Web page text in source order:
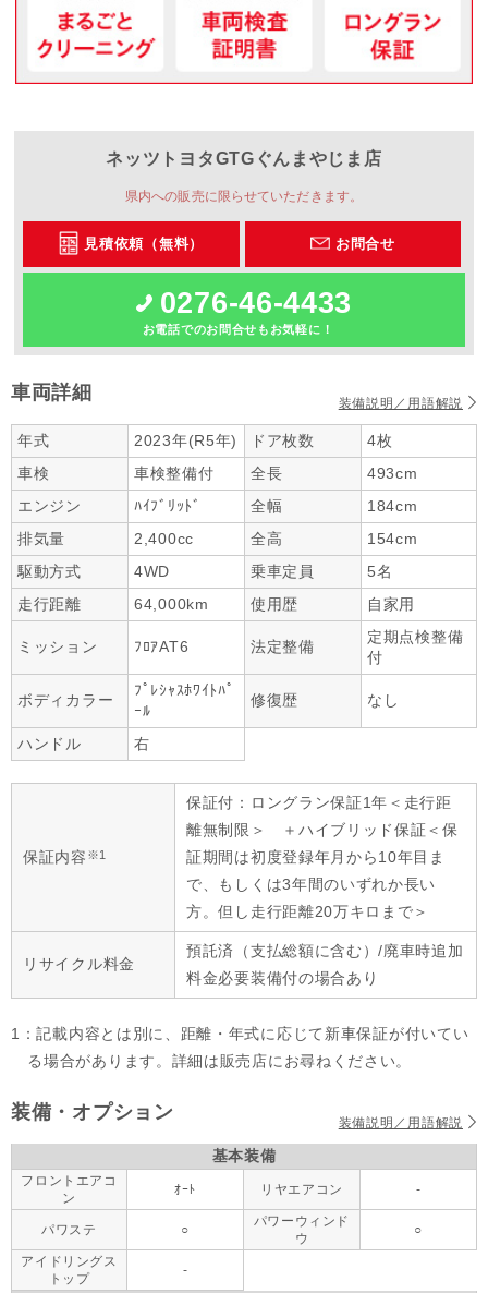
ネッツトヨタGTGぐんま やじま店
県内への販売に限らせていただきます。
見積依頼（無料） お問合せ
0276-46-4433
お電話でのお問合せもお気軽に！
車両詳細 装備説明／用語解説
年式 2023年(R5年) ドア枚数
4枚
車検
車検整備付 全長
493cm
エンジン
ﾊｲﾌﾞﾘｯﾄﾞ 全幅
184cm
排気量
2,400cc 全高
154cm
駆動方式
4WD 乗車定員
5名
走行距離
64,000km 使用歴 自家用
ミッション ﾌﾛｱAT6 法定整備
定期点検整備
付
ボディカラー
ﾌﾟﾚｼｬｽﾎﾜｲﾄﾊﾟ
ｰﾙ
修復歴 なし
ハンドル 右
保証内容 ※1
保証付：ロングラン保証1年＜走行距
離無制限＞ ＋ハイブリッド保証＜保
証期間は初度登録年月から10年目ま
で、もしくは3年間のいずれか長い
方。但し走行距離20万キロまで＞
リサイクル料金
預託済（支払総額に含む）/廃車時追加
料金必要装備付の場合あり
1：記載内容とは別に、距離・年式に応じて新車保証が付いてい
る場合があります。詳細は販売店にお尋ねください。
装備・オプション 装備説明／用語解説
基本装備
フロントエアコ
ン
ｵｰﾄ リヤエアコン -
パワステ ○
パワーウィンド
ウ
○
アイドリングス
トップ
-